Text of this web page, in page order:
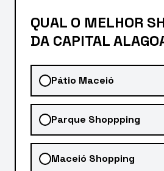
QUAL O MELHOR
DA CAPITAL
Pátio Maceió
Parque Shoppping
Maceió Shopping